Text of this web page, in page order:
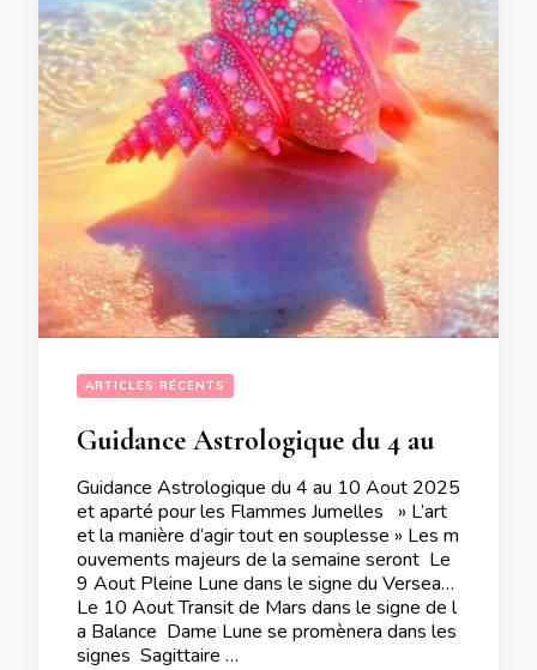
ARTICLES RÉCENTS
Guidance Astrologique du 4 au 10 Aout 2025 et aparté pour les Flammes Jumelles
Guidance Astrologique du 4 au 10 Aout 2025
et aparté pour les Flammes Jumelles » L’art
et la manière d’agir tout en souplesse » Les m
ouvements majeurs de la semaine seront Le
9 Aout Pleine Lune dans le signe du Verseau
Le 10 Aout Transit de Mars dans le signe de l
a Balance Dame Lune se promènera dans les
signes Sagittaire …